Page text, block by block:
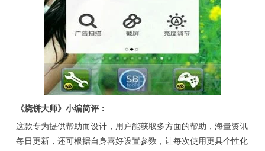
《烧饼大师》小编简评：
这款专为提供帮助而设计，用户能获取多方面的帮助，海量资讯
每日更新，还可根据自身喜好设置参数，让每次使用更具个性化